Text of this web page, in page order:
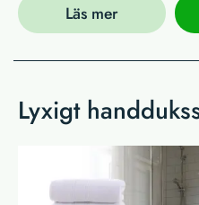
Läs mer
Lyxigt